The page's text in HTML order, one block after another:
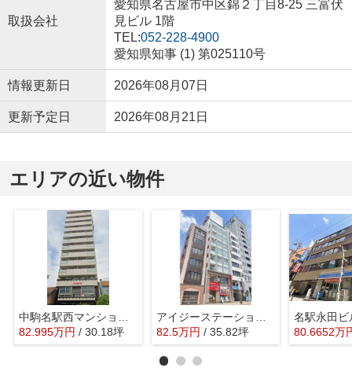
取扱会社
愛知県名古屋市中区錦２丁目8-25 三富伏
見ビル 1階
TEL:052-228-4900
愛知県知事 (1) 第025110号
情報更新日 2026年08月07日
更新予定日 2026年08月21日
エリアの近い物件
82.995万円 / 30.18坪
82.5万円 / 35.82坪 80.6652万